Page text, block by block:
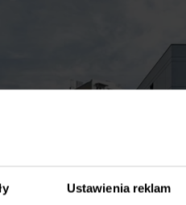
Ustawienia reklam